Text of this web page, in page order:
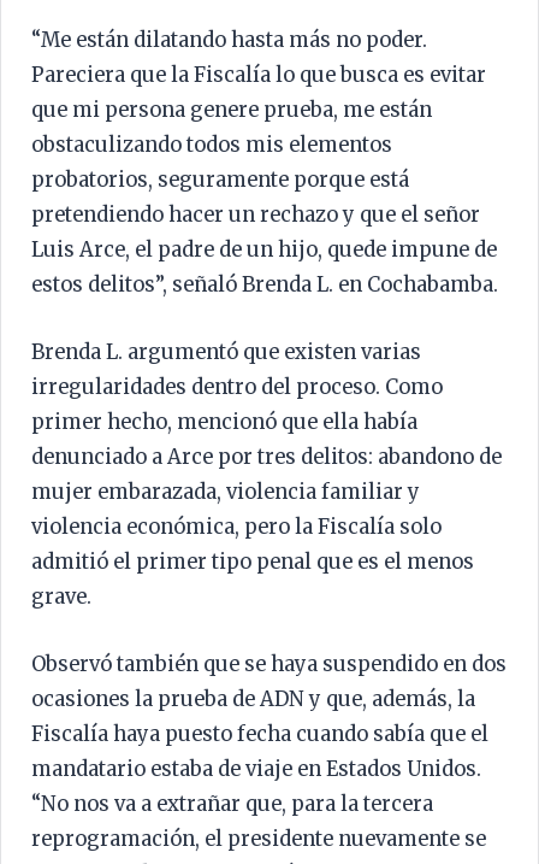
“Me están dilatando hasta más no poder.
Pareciera que la Fiscalía lo que busca es evitar
que mi persona genere prueba, me están
obstaculizando todos mis elementos
probatorios, seguramente porque está
pretendiendo hacer un rechazo y que el señor
Luis Arce, el padre de un hijo, quede impune de
estos delitos”, señaló Brenda L. en Cochabamba.
Brenda L. argumentó que existen varias
irregularidades dentro del proceso. Como
primer hecho, mencionó que ella había
denunciado a Arce por tres delitos: abandono de
mujer embarazada, violencia familiar y
violencia económica, pero la Fiscalía solo
admitió el primer tipo penal que es el menos
grave.
Observó también que se haya suspendido en dos
ocasiones la prueba de ADN y que, además, la
Fiscalía haya puesto fecha cuando sabía que el
mandatario estaba de viaje en Estados Unidos.
“No nos va a extrañar que, para la tercera
reprogramación, el presidente nuevamente se